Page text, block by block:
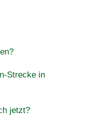
Strecke in
jetzt?